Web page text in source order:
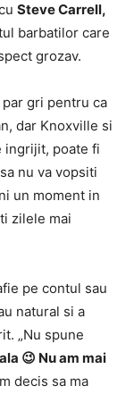
Steve Carrell,
barbatilor care
grozav.
gri pentru ca
dar Knoxville si
ingrijit, poate fi
nu va vopsiti
un moment in
zilele mai
pe contul sau
natural si a
„Nu spune
😉 Nu am mai
decis sa ma